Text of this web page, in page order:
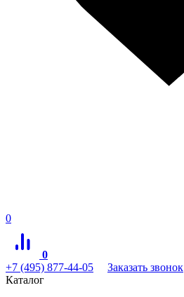
0
0
+7 (495) 877-44-05
Заказать звонок
Каталог